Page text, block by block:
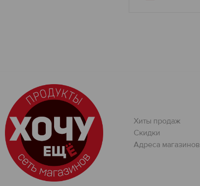
Хиты продаж
Скидки
Адреса магазинов